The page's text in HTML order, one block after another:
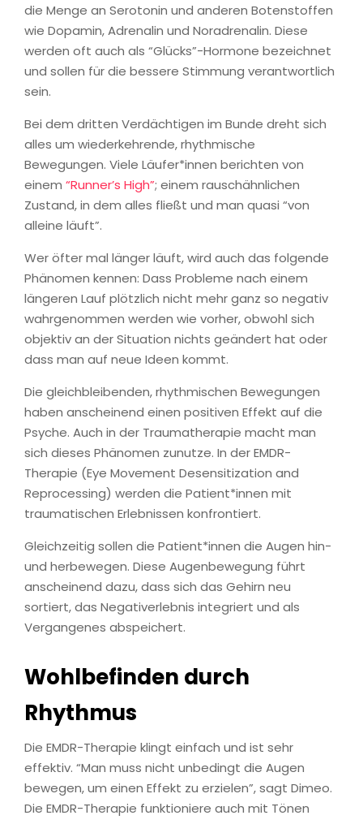
die Menge an Serotonin und anderen Botenstoffen
wie Dopamin, Adrenalin und Noradrenalin. Diese
werden oft auch als “Glücks”-Hormone bezeichnet
und sollen für die bessere Stimmung verantwortlich
sein.
Bei dem dritten Verdächtigen im Bunde dreht sich
alles um wiederkehrende, rhythmische
Bewegungen. Viele Läufer*innen berichten von
einem “Runner’s High”; einem rauschähnlichen
Zustand, in dem alles fließt und man quasi “von
alleine läuft”.
Wer öfter mal länger läuft, wird auch das folgende
Phänomen kennen: Dass Probleme nach einem
längeren Lauf plötzlich nicht mehr ganz so negativ
wahrgenommen werden wie vorher, obwohl sich
objektiv an der Situation nichts geändert hat oder
dass man auf neue Ideen kommt.
Die gleichbleibenden, rhythmischen Bewegungen
haben anscheinend einen positiven Effekt auf die
Psyche. Auch in der Traumatherapie macht man
sich dieses Phänomen zunutze. In der EMDR-
Therapie (Eye Movement Desensitization and
Reprocessing) werden die Patient*innen mit
traumatischen Erlebnissen konfrontiert.
Gleichzeitig sollen die Patient*innen die Augen hin-
und herbewegen. Diese Augenbewegung führt
anscheinend dazu, dass sich das Gehirn neu
sortiert, das Negativerlebnis integriert und als
Vergangenes abspeichert.
Wohlbefinden durch
Rhythmus
Die EMDR-Therapie klingt einfach und ist sehr
effektiv. “Man muss nicht unbedingt die Augen
bewegen, um einen Effekt zu erzielen”, sagt Dimeo.
Die EMDR-Therapie funktioniere auch mit Tönen